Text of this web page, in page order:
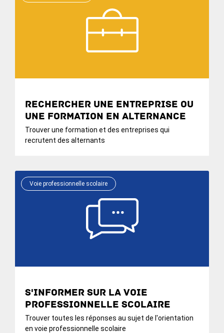
Rechercher une entreprise ou
une formation en alternance
Trouver une formation et des entreprises qui
recrutent des alternants
Voie professionnelle scolaire
S'informer sur la voie
professionnelle scolaire
Trouver toutes les réponses au sujet de l'orientation
en voie professionnelle scolaire